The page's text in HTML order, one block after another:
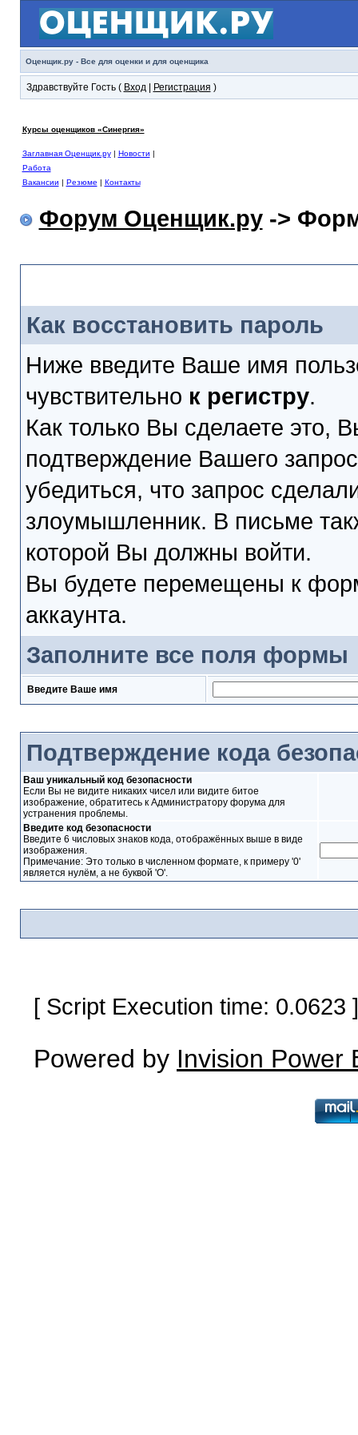
Оценщик.ру - Все для оценки и для оценщика
Здравствуйте Гость ( Вход| Регистрация )
Курсы оценщиков «Синергия»
Заглавная Оценщик.ру| Новости |
Работа
Вакансии | Резюме | Контакты
Форум Оценщик.ру->
Как восстановить пароль
Ниже введите Ваше имя
чувствительно к регистру.
Как только Вы сделаете это,
подтверждение Вашего
убедиться, что запрос
злоумышленник. В письме
которой Вы должны войти.
Вы будете перемещены к
аккаунта.
Заполните все поля формы
Введите Ваше имя
Подтверждение кода
Ваш уникальный код безопасности
Если Вы не видите никаких чисел или видите битое
изображение, обратитесь к Администратору форума для
устранения проблемы.
Введите код безопасности
Введите 6 числовых знаков кода, отображённых выше в виде
изображения.
Примечание: Это только в численном формате, к примеру '0'
является нулём, а не буквой 'O'.
[ Script Execution time:
Powered by Invision Power